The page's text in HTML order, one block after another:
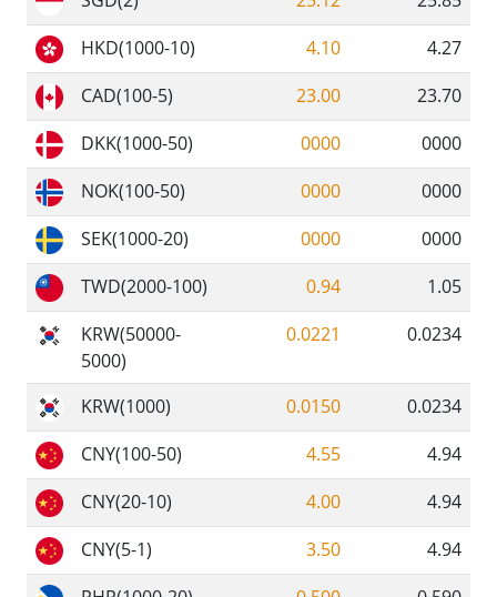
HKD(1000-10)
4.10
4.27
CAD(100-5)
23.00
23.70
DKK(1000-50)
0000
0000
NOK(100-50)
0000
0000
SEK(1000-20)
0000
0000
TWD(2000-100)
0.94
1.05
KRW(50000-
5000)
0.0221 0.0234
KRW(1000) 0.0150
0.0234
CNY(100-50)
4.55
4.94
CNY(20-10)
4.00
4.94
CNY(5-1)
3.50
4.94